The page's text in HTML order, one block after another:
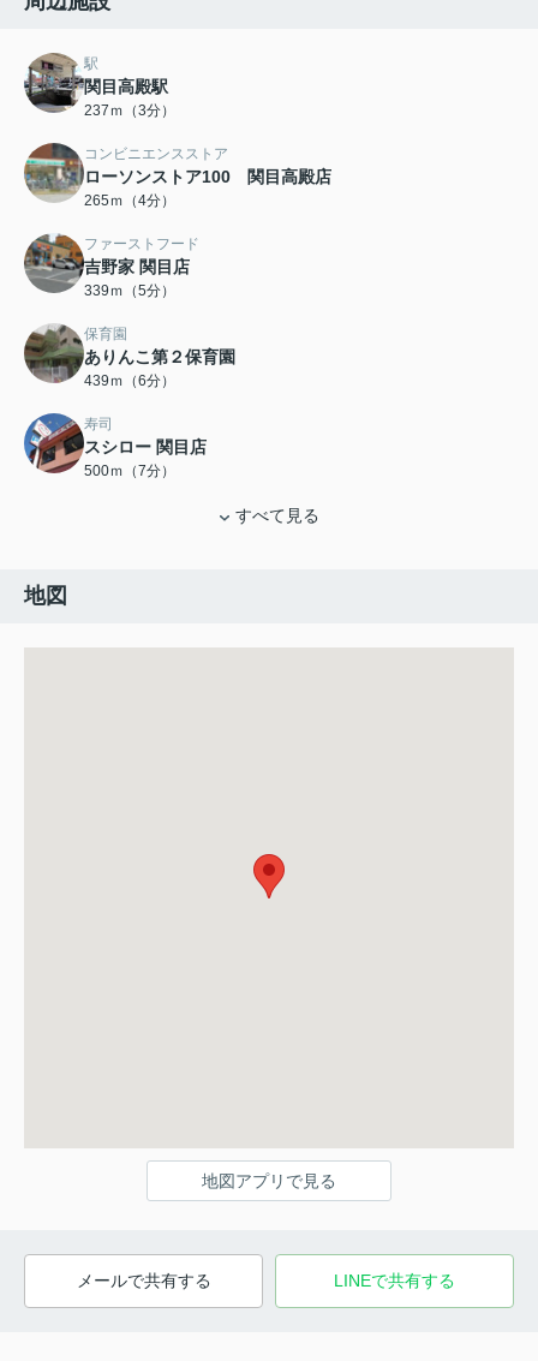
駅
関目高殿駅
237ｍ（3分）
コンビニエンスストア
ローソンストア100 関目高殿店
265ｍ（4分）
ファーストフード
吉野家 関目店
339ｍ（5分）
保育園
ありんこ第２保育園
439ｍ（6分）
寿司
スシロー 関目店
500ｍ（7分）
すべて見る
地図
地図アプリで見る
メールで共有する LINEで共有する